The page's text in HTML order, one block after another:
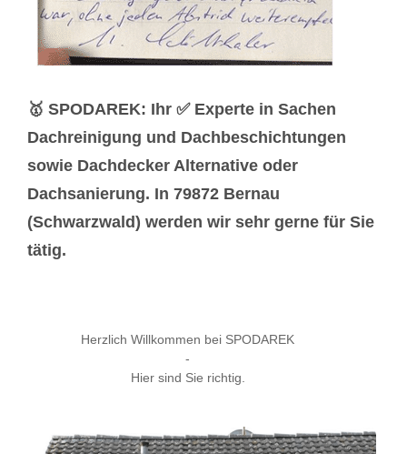
🥇 SPODAREK: Ihr ✅ Experte in Sachen
Dachreinigung und Dachbeschichtungen
sowie Dachdecker Alternative oder
Dachsanierung. In 79872 Bernau
(Schwarzwald) werden wir sehr gerne für Sie
tätig.
Herzlich Willkommen bei SPODAREK
-
Hier sind Sie richtig.